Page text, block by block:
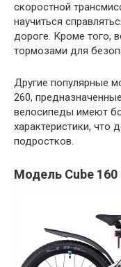
скоростной
научиться
дороге. Кроме того,
тормозами для
Другие популярные
260,
велосипеды имеют
характеристики, что
подростков.
Модель Cube 160